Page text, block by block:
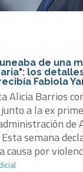
de una
los
Fabiola
Alicia Barrios
a la ex
de
semana
causa por